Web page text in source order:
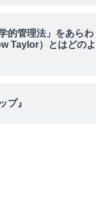
的管理法」をあらわ
Taylor）とはどのよ
プ』